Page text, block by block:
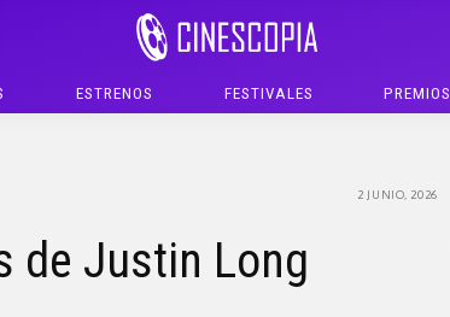
ESTRENOS FESTIVALES PREMIOS
2 JUNIO, 2026
de Justin Long